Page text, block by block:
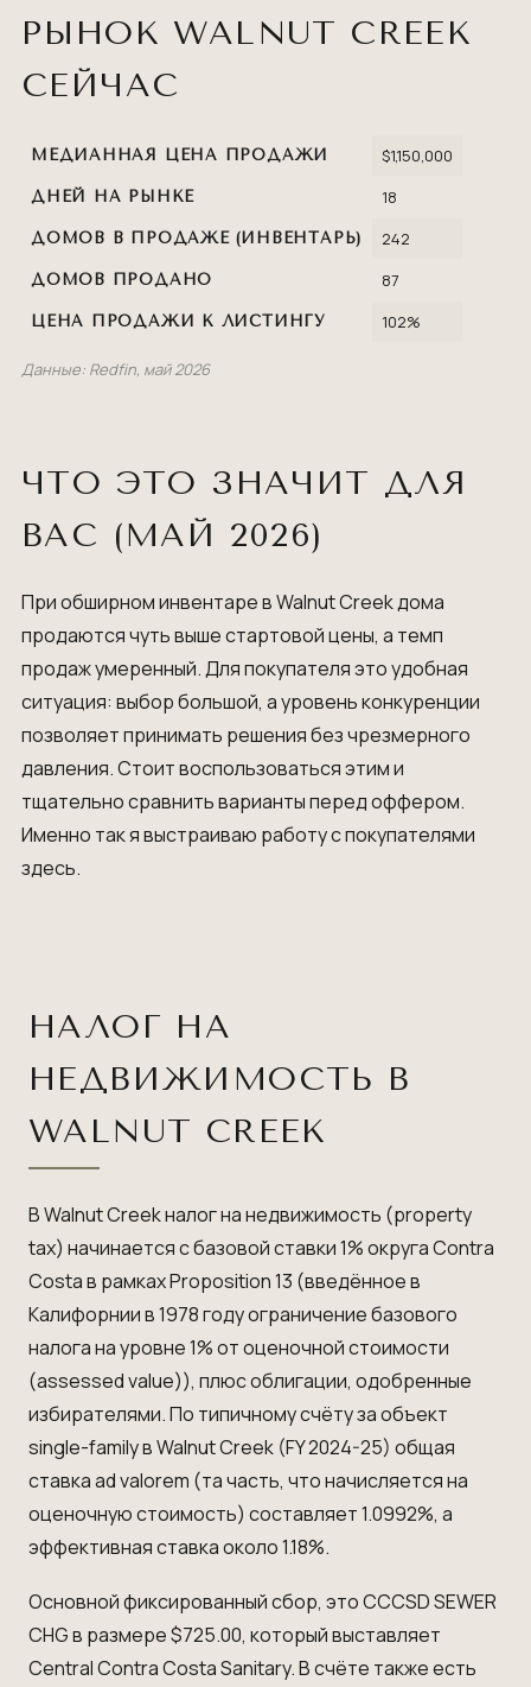
РЫНОК WALNUT CREEK
СЕЙЧАС
МЕДИАННАЯ ЦЕНА ПРОДАЖИ $1,150,000
ДНЕЙ НА РЫНКЕ 18
ДОМОВ В ПРОДАЖЕ (ИНВЕНТАРЬ) 242
ДОМОВ ПРОДАНО 87
ЦЕНА ПРОДАЖИ К ЛИСТИНГУ 102%
Данные: Redfin, май 2026
ЧТО ЭТО ЗНАЧИТ ДЛЯ
ВАС (МАЙ 2026)
При обширном инвентаре в Walnut Creek дома
продаются чуть выше стартовой цены, а темп
продаж умеренный. Для покупателя это удобная
ситуация: выбор большой, а уровень конкуренции
позволяет принимать решения без чрезмерного
давления. Стоит воспользоваться этим и
тщательно сравнить варианты перед оффером.
Именно так я выстраиваю работу с покупателями
здесь.
НАЛОГ НА
НЕДВИЖИМОСТЬ В
WALNUT CREEK
В Walnut Creek налог на недвижимость (property
tax) начинается с базовой ставки 1% округа Contra
Costa в рамках Proposition 13 (введённое в
Калифорнии в 1978 году ограничение базового
налога на уровне 1% от оценочной стоимости
(assessed value)), плюс облигации, одобренные
избирателями. По типичному счёту за объект
single-family в Walnut Creek (FY 2024-25) общая
ставка ad valorem (та часть, что начисляется на
оценочную стоимость) составляет 1.0992%, а
эффективная ставка около 1.18%.
Основной фиксированный сбор, это CCCSD SEWER
CHG в размере $725.00, который выставляет
Central Contra Costa Sanitary. В счёте также есть